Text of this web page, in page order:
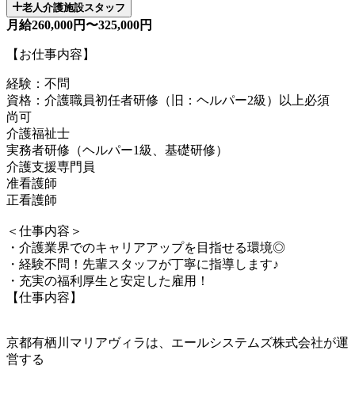
老人介護施設スタッフ
月給260,000円〜325,000円
【お仕事内容】
経験：不問
資格：介護職員初任者研修（旧：ヘルパー2級）以上必須
尚可
介護福祉士
実務者研修（ヘルパー1級、基礎研修）
介護支援専門員
准看護師
正看護師
＜仕事内容＞
・介護業界でのキャリアアップを目指せる環境◎
・経験不問！先輩スタッフが丁寧に指導します♪
・充実の福利厚生と安定した雇用！
【仕事内容】
京都有栖川マリアヴィラは、エールシステムズ株式会社が運
営する